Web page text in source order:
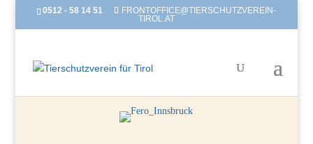
0512 - 58 14 51
FRONTOFFICE@TIERSCHUTZVEREIN-
TIROL.AT